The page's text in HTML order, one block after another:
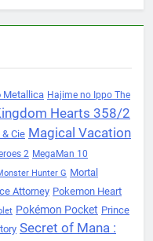
Metallica Hajime no Ippo The
Hearts 358/2
Cie Magical Vacation
2 MegaMan 10
Hunter G Mortal
Attorney Pokemon Heart
Pokémon Pocket Prince
Secret of Mana :